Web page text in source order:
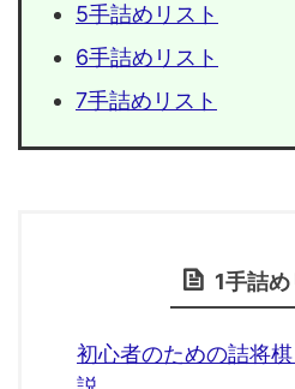
5手詰めリスト
6手詰めリスト
7手詰めリスト
1手詰め
初心者のための詰将